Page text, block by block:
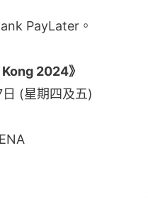
PayLater。
2024》
(星期四及五)